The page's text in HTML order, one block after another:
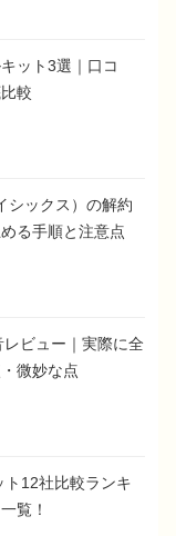
ット3選｜口コ
較
シックス）の解約
る手順と注意点
ビュー｜実際に全
微妙な点
ト12社比較ランキ
覧！